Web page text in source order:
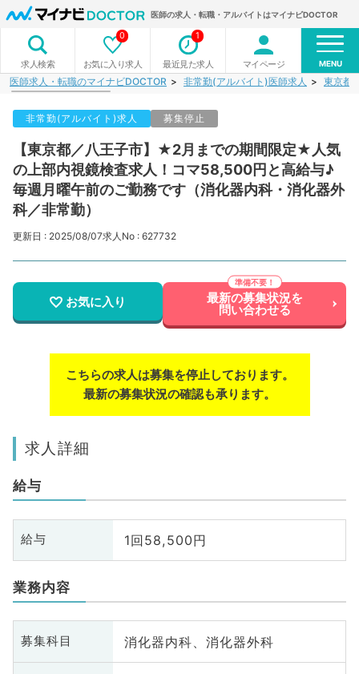
医師の求人・転職・アルバイトはマイナビDOCTOR
求人検索 お気に入り求人
0
最近見た求人
1
マイページ MENU
医師求人・転職のマイナビDOCTOR 非常勤(アルバイト)医師求人 東京都
非常勤(アルバイト)求人 募集停止
【東京都／八王子市】★2月までの期間限定★人気
の上部内視鏡検査求人！コマ58,500円と高給与♪
毎週月曜午前のご勤務です（消化器内科・消化器外
科／非常勤）
更新日 : 2025/08/07求人No : 627732
お気に入り 最新の募集状況を
問い合わせる
こちらの求人は募集を停止しております。
最新の募集状況の確認も承ります。
求人詳細
給与
給与 1回58,500円
業務内容
募集科目 消化器内科、消化器外科